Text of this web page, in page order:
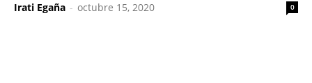
Irati Egaña - octubre 15, 2020 0